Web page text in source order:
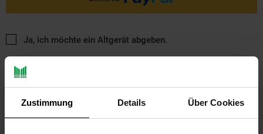
Zustimmung Details Über Cookies
Ja, ich möchte ein Altgerät abgeben.